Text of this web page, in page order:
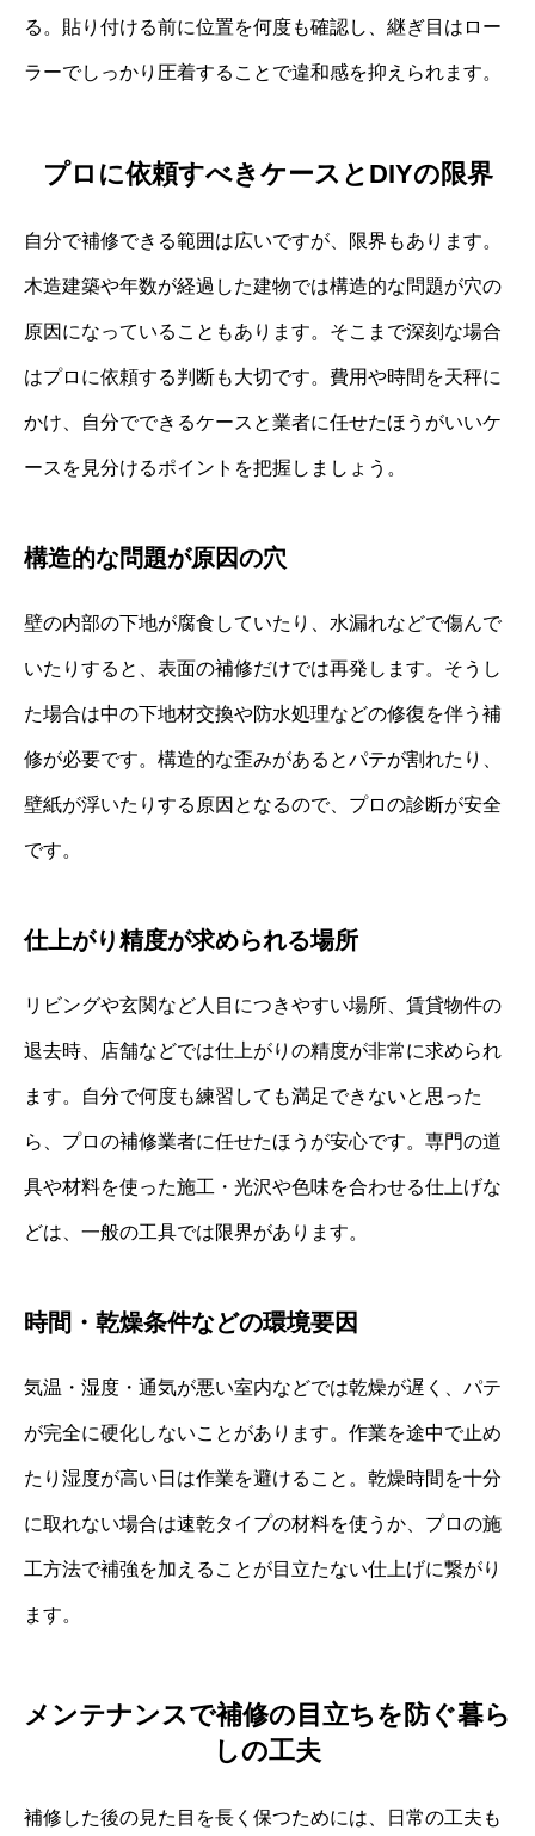
る。貼り付ける前に位置を何度も確認し、継ぎ目はロー
ラーでしっかり圧着することで違和感を抑えられます。
プロに依頼すべきケースとDIYの限界
自分で補修できる範囲は広いですが、限界もあります。
木造建築や年数が経過した建物では構造的な問題が穴の
原因になっていることもあります。そこまで深刻な場合
はプロに依頼する判断も大切です。費用や時間を天秤に
かけ、自分でできるケースと業者に任せたほうがいいケ
ースを見分けるポイントを把握しましょう。
構造的な問題が原因の穴
壁の内部の下地が腐食していたり、水漏れなどで傷んで
いたりすると、表面の補修だけでは再発します。そうし
た場合は中の下地材交換や防水処理などの修復を伴う補
修が必要です。構造的な歪みがあるとパテが割れたり、
壁紙が浮いたりする原因となるので、プロの診断が安全
です。
仕上がり精度が求められる場所
リビングや玄関など人目につきやすい場所、賃貸物件の
退去時、店舗などでは仕上がりの精度が非常に求められ
ます。自分で何度も練習しても満足できないと思った
ら、プロの補修業者に任せたほうが安心です。専門の道
具や材料を使った施工・光沢や色味を合わせる仕上げな
どは、一般の工具では限界があります。
時間・乾燥条件などの環境要因
気温・湿度・通気が悪い室内などでは乾燥が遅く、パテ
が完全に硬化しないことがあります。作業を途中で止め
たり湿度が高い日は作業を避けること。乾燥時間を十分
に取れない場合は速乾タイプの材料を使うか、プロの施
工方法で補強を加えることが目立たない仕上げに繋がり
ます。
メンテナンスで補修の目立ちを防ぐ暮ら
しの工夫
補修した後の見た目を長く保つためには、日常の工夫も